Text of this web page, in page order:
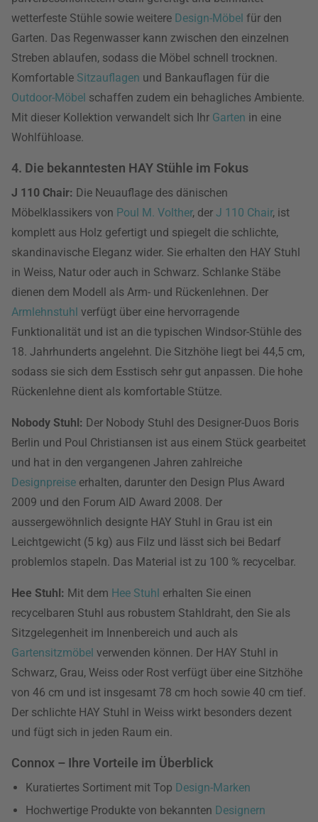
wetterfeste Stühle sowie weitere Design-Möbel für den
Garten. Das Regenwasser kann zwischen den einzelnen
Streben ablaufen, sodass die Möbel schnell trocknen.
Komfortable Sitzauflagen und Bankauflagen für die
Outdoor-Möbel schaffen zudem ein behagliches Ambiente.
Mit dieser Kollektion verwandelt sich Ihr Garten in eine
Wohlfühloase.
4. Die bekanntesten HAY Stühle im Fokus
J 110 Chair: Die Neuauflage des dänischen
Möbelklassikers von Poul M. Volther, der J 110 Chair, ist
komplett aus Holz gefertigt und spiegelt die schlichte,
skandinavische Eleganz wider. Sie erhalten den HAY Stuhl
in Weiss, Natur oder auch in Schwarz. Schlanke Stäbe
dienen dem Modell als Arm- und Rückenlehnen. Der
Armlehnstuhl verfügt über eine hervorragende
Funktionalität und ist an die typischen Windsor-Stühle des
18. Jahrhunderts angelehnt. Die Sitzhöhe liegt bei 44,5 cm,
sodass sie sich dem Esstisch sehr gut anpassen. Die hohe
Rückenlehne dient als komfortable Stütze.
Nobody Stuhl: Der Nobody Stuhl des Designer-Duos Boris
Berlin und Poul Christiansen ist aus einem Stück gearbeitet
und hat in den vergangenen Jahren zahlreiche
Designpreise erhalten, darunter den Design Plus Award
2009 und den Forum AID Award 2008. Der
aussergewöhnlich designte HAY Stuhl in Grau ist ein
Leichtgewicht (5 kg) aus Filz und lässt sich bei Bedarf
problemlos stapeln. Das Material ist zu 100 % recycelbar.
Hee Stuhl: Mit dem Hee Stuhl erhalten Sie einen
recycelbaren Stuhl aus robustem Stahldraht, den Sie als
Sitzgelegenheit im Innenbereich und auch als
Gartensitzmöbel verwenden können. Der HAY Stuhl in
Schwarz, Grau, Weiss oder Rost verfügt über eine Sitzhöhe
von 46 cm und ist insgesamt 78 cm hoch sowie 40 cm tief.
Der schlichte HAY Stuhl in Weiss wirkt besonders dezent
und fügt sich in jeden Raum ein.
Connox – Ihre Vorteile im Überblick
Kuratiertes Sortiment mit Top Design-Marken
Hochwertige Produkte von bekannten Designern